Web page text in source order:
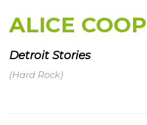
ALICE
Detroit Stories
(Hard Rock)